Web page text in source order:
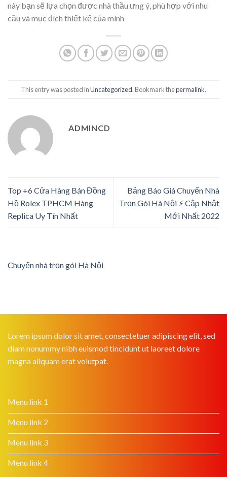
này bạn sẽ lựa chọn được nhà thầu ưng ý, phù hợp với nhu
cầu và mục đích thiết kế của mình
This entry was posted inUncategorized. Bookmark thepermalink.
ADMINCD
Top +6 Cửa Hàng Bán Đồng
Hồ Rolex TPHCM Hàng
Replica Uy Tín Nhất
Bảng Báo Giá Chuyển Nhà
Trọn Gói Hà Nội ⚡️ Cập Nhật
Mới Nhất 2022
Chuyển nhà trọn gói Hà Nội
Lorem ipsum dolor sit amet, consectetuer adipiscing elit, sed
diam nonummy nibh euismod tincidunt ut laoreet dolore
magna aliquam erat volutpat.
Menu link 1
Menu link 2
Menu link 3
Menu link 4